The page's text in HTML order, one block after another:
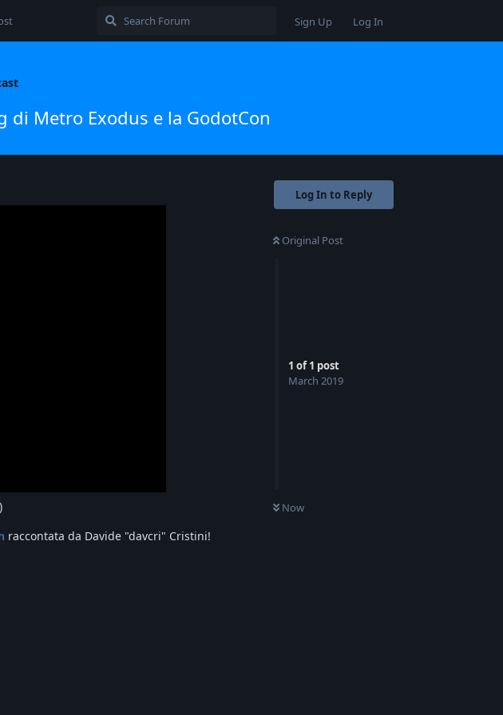
Sign Up Log In
di Metro Exodus e la GodotCon
Log In to Reply
Original Post
1 of1 post
March 2019
Now
)
raccontata da Davide "davcri" Cristini!